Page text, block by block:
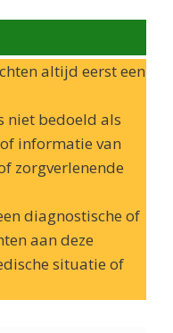
altijd eerst een
niet bedoeld als
informatie van
zorgverlenende
diagnostische of
aan deze
situatie of